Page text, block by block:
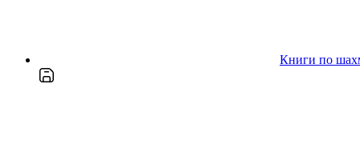
Книги по